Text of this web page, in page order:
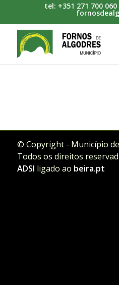
tel: +351 271 700
© Copyright - Município
Todos os direitos
ADSI ligado ao beira.pt